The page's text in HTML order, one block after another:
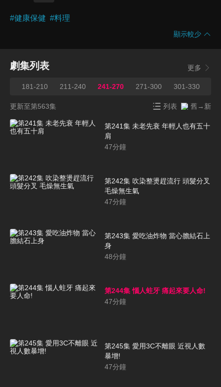
#健康保健 #料理
顯示較少
劇集列表 更多
181-210 211-240 241-270 271-300 301-330
更新至第563集 列表 舊→新
第241集 未老先衰 年輕人也有五十
肩
47分鐘
第242集 吹染整燙趕流行 頭髮分叉
毛燥無生氣
47分鐘
第243集 愛吃油炸物 當心膽結石上
身
48分鐘
第244集 惱人蛀牙 痛起來要人命!
47分鐘
第245集 愛用3C不離眼 近視人數
暴增!
47分鐘